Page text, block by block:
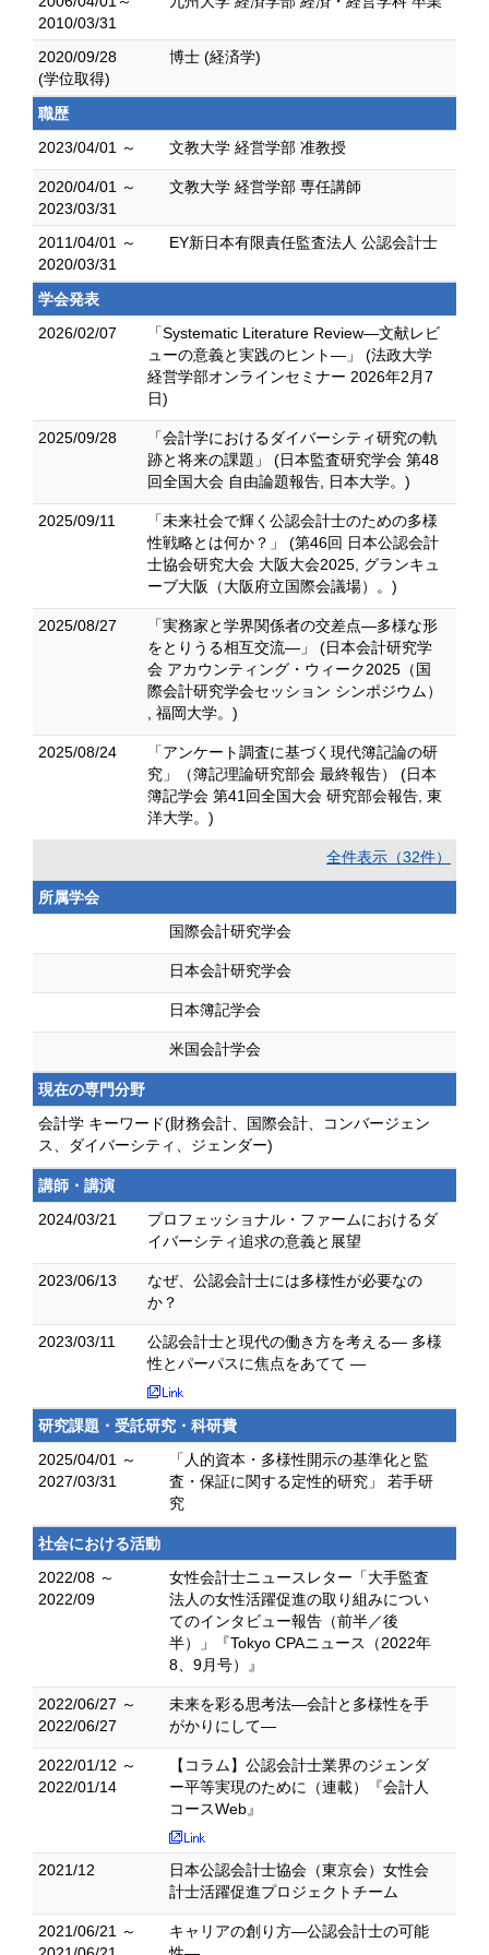
2010/03/31
2020/09/28
(学位取得)
博士 (経済学)
職歴
2023/04/01 ～
文教大学 経営学部 准教授
2020/04/01 ～
2023/03/31
文教大学 経営学部 専任講師
2011/04/01 ～
2020/03/31
EY新日本有限責任監査法人 公認会計士
学会発表
2026/02/07
「Systematic Literature Review―文献レビ
ューの意義と実践のヒント―」 (法政大学
経営学部オンラインセミナー 2026年2月7
日)
2025/09/28
「会計学におけるダイバーシティ研究の軌
跡と将来の課題」 (日本監査研究学会 第48
回全国大会 自由論題報告, 日本大学。)
2025/09/11
「未来社会で輝く公認会計士のための多様
性戦略とは何か？」 (第46回 日本公認会計
士協会研究大会 大阪大会2025, グランキュ
ーブ大阪（大阪府立国際会議場）。)
2025/08/27
「実務家と学界関係者の交差点―多様な形
をとりうる相互交流―」 (日本会計研究学
会 アカウンティング・ウィーク2025（国
際会計研究学会セッション シンポジウム）
, 福岡大学。)
2025/08/24
「アンケート調査に基づく現代簿記論の研
究」（簿記理論研究部会 最終報告） (日本
簿記学会 第41回全国大会 研究部会報告, 東
洋大学。)
全件表示（32件）
所属学会
国際会計研究学会
日本会計研究学会
日本簿記学会
米国会計学会
現在の専門分野
会計学 キーワード(財務会計、国際会計、コンバージェン
ス、ダイバーシティ、ジェンダー)
講師・講演
2024/03/21
プロフェッショナル・ファームにおけるダ
イバーシティ追求の意義と展望
2023/06/13
なぜ、公認会計士には多様性が必要なの
か？
2023/03/11
公認会計士と現代の働き方を考える― 多様
性とパーパスに焦点をあてて ―
研究課題・受託研究・科研費
2025/04/01 ～
2027/03/31
「人的資本・多様性開示の基準化と監
査・保証に関する定性的研究」 若手研
究
社会における活動
2022/08 ～
2022/09
女性会計士ニュースレター「大手監査
法人の女性活躍促進の取り組みについ
てのインタビュー報告（前半／後
半）」『Tokyo CPAニュース（2022年
8、9月号）』
2022/06/27 ～
2022/06/27
未来を彩る思考法―会計と多様性を手
がかりにして―
2022/01/12 ～
2022/01/14
【コラム】公認会計士業界のジェンダ
ー平等実現のために（連載）『会計人
コースWeb』
2021/12
日本公認会計士協会（東京会）女性会
計士活躍促進プロジェクトチーム
2021/06/21 ～
キャリアの創り方―公認会計士の可能